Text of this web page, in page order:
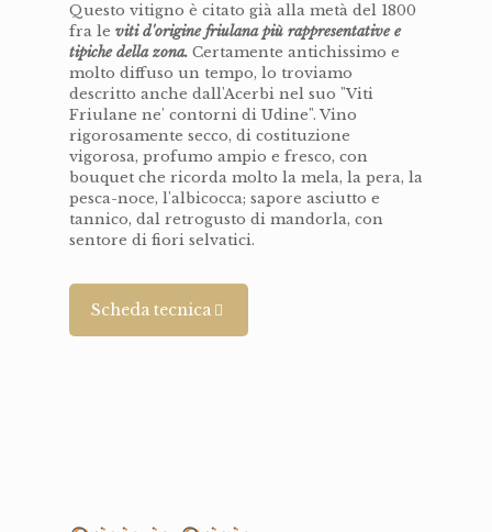
Questo vitigno è citato già alla metà del 1800
fra le viti d'origine friulana più rappresentative e
tipiche della zona. Certamente antichissimo e
molto diffuso un tempo, lo troviamo
descritto anche dall'Acerbi nel suo "Viti
Friulane ne' contorni di Udine". Vino
rigorosamente secco, di costituzione
vigorosa, profumo ampio e fresco, con
bouquet che ricorda molto la mela, la pera, la
pesca-noce, l'albicocca; sapore asciutto e
tannico, dal retrogusto di mandorla, con
sentore di fiori selvatici.
Scheda tecnica